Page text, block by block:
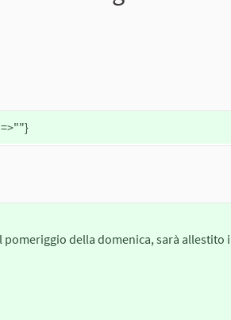
della domenica, sarà allestito